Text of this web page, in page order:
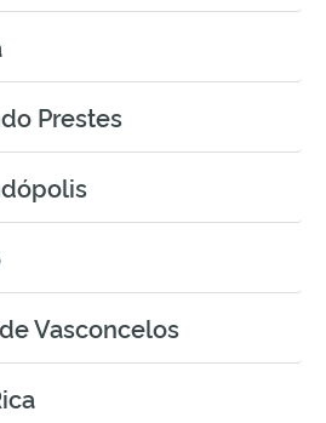
Prestes
Vasconcelos